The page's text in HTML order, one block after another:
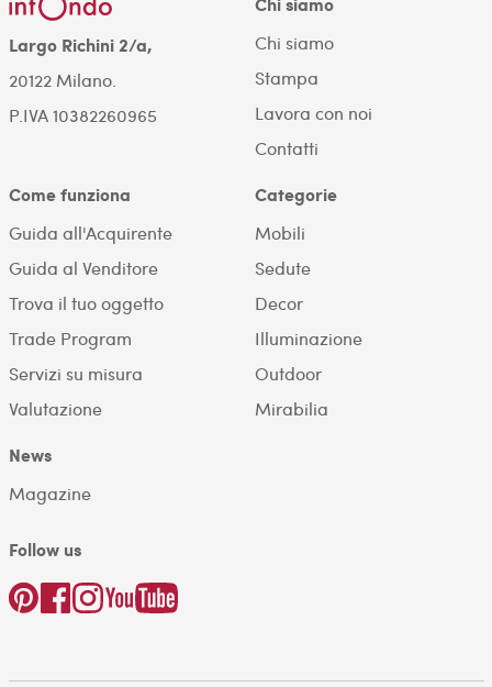
Largo Richini 2/a,
20122 Milano.
P.IVA 10382260965
Chi siamo
Stampa
Lavora con noi
Contatti
Come funziona
Guida all'Acquirente
Guida al Venditore
Trova il tuo oggetto
Trade Program
Servizi su misura
Valutazione
Categorie
Mobili
Sedute
Decor
Illuminazione
Outdoor
Mirabilia
News
Magazine
Follow us